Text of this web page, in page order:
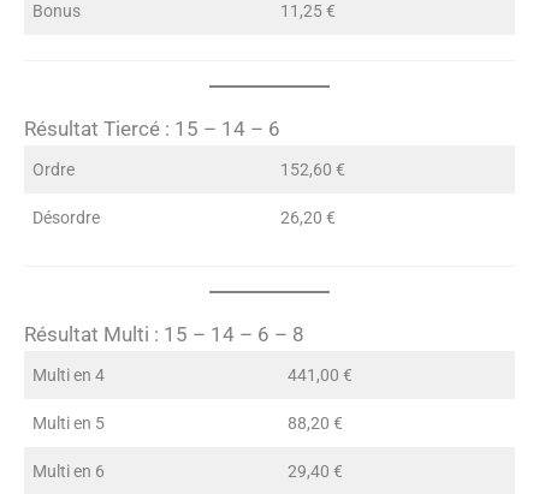
Bonus 11,25 €
Résultat Tiercé : 15 – 14 – 6
Ordre 152,60 €
Désordre 26,20 €
Résultat Multi : 15 – 14 – 6 – 8
Multi en 4 441,00 €
Multi en 5 88,20 €
Multi en 6 29,40 €